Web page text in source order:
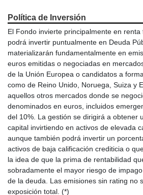
Política de Inversión
El Fondo invierte principalmente en
podrá invertir puntualmente en Deuda
materializarán fundamentalmente en
euros emitidas o negociadas en
de la Unión Europea o candidatos a
como de Reino Unido, Noruega, Suiza y
aquellos otros mercados donde se
denominados en euros, incluidos
del 10%. La gestión se dirigirá a obtener
capital invirtiendo en activos de elevada
aunque también podrá invertir un
activos de baja calificación crediticia o
la idea de que la prima de rentabilidad
sobradamente el mayor riesgo de
de la deuda. Las emisiones sin rating no
exposición total. (*)